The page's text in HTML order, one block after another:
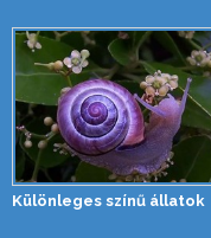
Különleges színű állatok